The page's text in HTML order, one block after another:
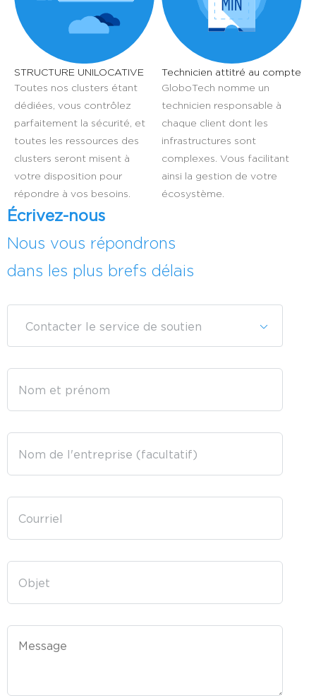
STRUCTURE UNILOCATIVE
Toutes nos clusters étant
dédiées, vous contrôlez
parfaitement la sécurité, et
toutes les ressources des
clusters seront misent à
votre disposition pour
répondre à vos besoins.
Technicien attitré au compte
GloboTech nomme un
technicien responsable à
chaque client dont les
infrastructures sont
complexes. Vous facilitant
ainsi la gestion de votre
écosystème.
Écrivez-nous
Nous vous répondrons
dans les plus brefs délais
Contacter le service de soutien